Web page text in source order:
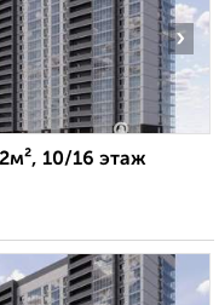
›
10/16 этаж